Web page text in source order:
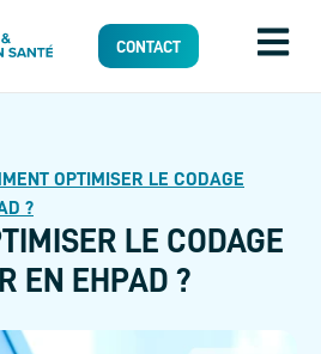
CONTACT
OPTIMISER LE CODAGE
?
LE CODAGE
EN EHPAD ?